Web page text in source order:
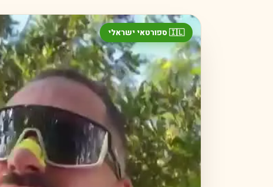
🇮🇱 ספורטאי ישראלי